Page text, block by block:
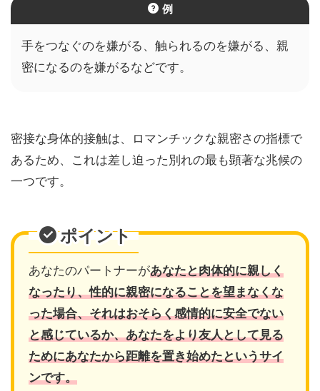
例
手をつなぐのを嫌がる、触られるのを嫌がる、親
密になるのを嫌がるなどです。
密接な身体的接触は、ロマンチックな親密さの指標で
あるため、これは差し迫った別れの最も顕著な兆候の
一つです。
ポイント
あなたのパートナーがあなたと肉体的に親しく
なったり、性的に親密になることを望まなくな
った場合、それはおそらく感情的に安全でない
と感じているか、あなたをより友人として見る
ためにあなたから距離を置き始めたというサイ
ンです。